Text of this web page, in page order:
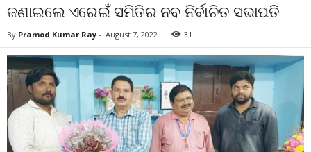
ଜଣାଇଲେ ଏରେଇଁ ସମିତିର ନବ ନିର୍ବାଚିତ ସଭାପତି
By Pramod Kumar Ray - August 7, 2022 31